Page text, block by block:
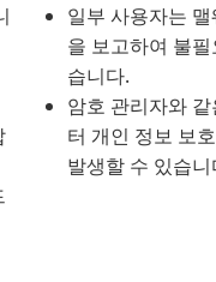
일부 사용자는
을 보고하여 불
습니다.
암호 관리자와
터 개인 정보 보
발생할 수 있습니